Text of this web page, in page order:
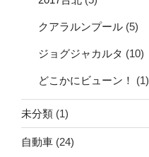
クアラルンプール (5)
ジョグジャカルタ (10)
どこかにビューン！ (1)
未分類 (1)
自動車 (24)